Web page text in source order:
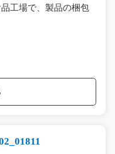
工場で、製品の梱包